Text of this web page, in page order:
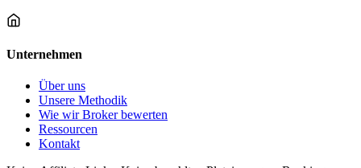
Unternehmen
Über uns
Unsere Methodik
Wie wir Broker bewerten
Ressourcen
Kontakt